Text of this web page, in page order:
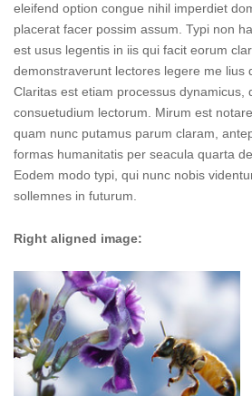
eleifend option congue nihil imperdiet
placerat facer possim assum. Typi non
est usus legentis in iis qui facit eorum
demonstraverunt lectores legere me lius
Claritas est etiam processus dynamicus,
consuetudium lectorum. Mirum est
quam nunc putamus parum claram,
formas humanitatis per seacula quarta
Eodem modo typi, qui nunc nobis
sollemnes in futurum.
Right aligned image: